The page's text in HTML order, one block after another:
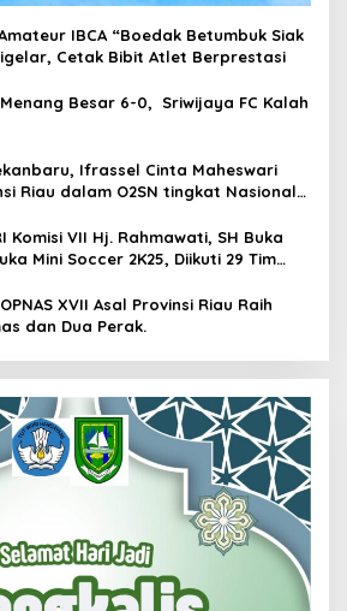
IBCA “Boedak Betumbuk Siak
Cetak Bibit Atlet Berprestasi
Besar 6-0, Sriwijaya FC Kalah
Ifrassel Cinta Maheswari
Riau dalam O2SN tingkat Nasional
Komisi VII Hj. Rahmawati, SH Buka
Mini Soccer 2K25, Diikuti 29 Tim
XVII Asal Provinsi Riau Raih
dan Dua Perak.